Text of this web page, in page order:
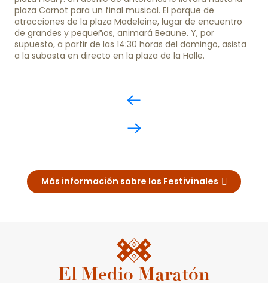
plaza Carnot para un final musical. El parque de
atracciones de la plaza Madeleine, lugar de encuentro
de grandes y pequeños, animará Beaune. Y, por
supuesto, a partir de las 14:30 horas del domingo, asista
a la subasta en directo en la plaza de la Halle.
Más información sobre los Festivinales
El Medio Maratón